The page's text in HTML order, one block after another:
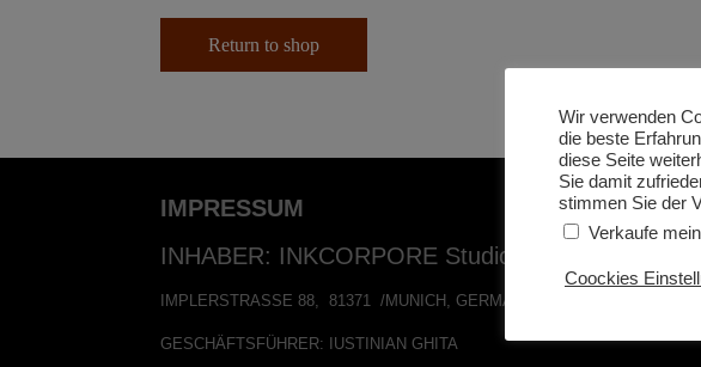
Return to shop
IMPRESSUM
INHABER: INKCORPORE Studio Munich GmbH
IMPLERSTRASSE 88, 81371 /MUNICH, GERMANY
GESCHÄFTSFÜHRER: IUSTINIAN GHITA
Wir verwenden
die beste
diese Seite
Sie damit
stimmen Sie der
Verkaufe
Coockies